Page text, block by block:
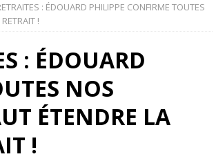
: ÉDOUARD PHILIPPE CONFIRME TOUTES
!
: ÉDOUARD
NOS
ÉTENDRE LA
!